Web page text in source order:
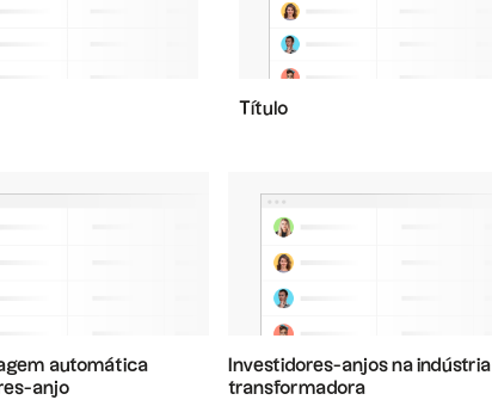
Título
automática
anjo
Investidores-anjos na indústria
transformadora